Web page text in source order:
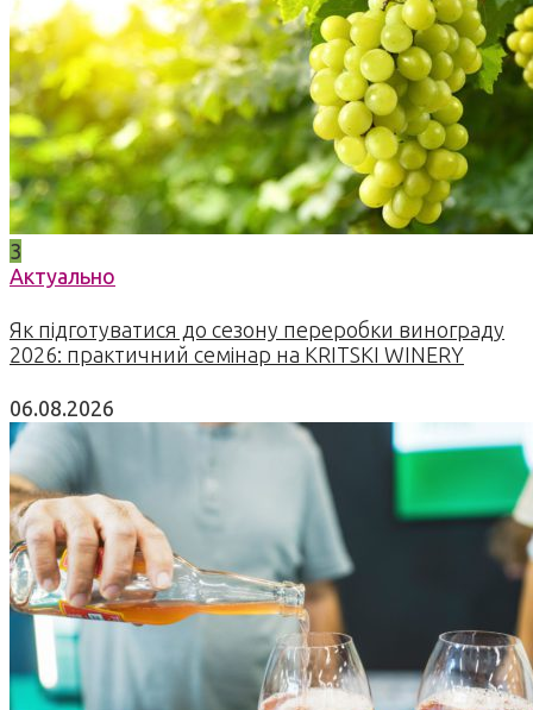
3
Актуально
Як підготуватися до сезону переробки винограду
2026: практичний семінар на KRITSKI WINERY
06.08.2026